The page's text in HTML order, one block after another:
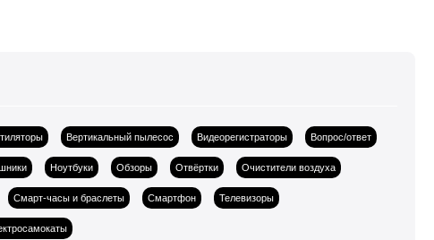
Вертикальный пылесос Видеорегистраторы Вопрос/ответ
Ноутбуки Обзоры Отвёртки Очистители воздуха
Смарт-часы и браслеты Смартфон Телевизоры